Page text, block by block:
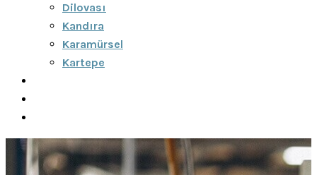
Dilovası
Kandıra
Karamürsel
Kartepe